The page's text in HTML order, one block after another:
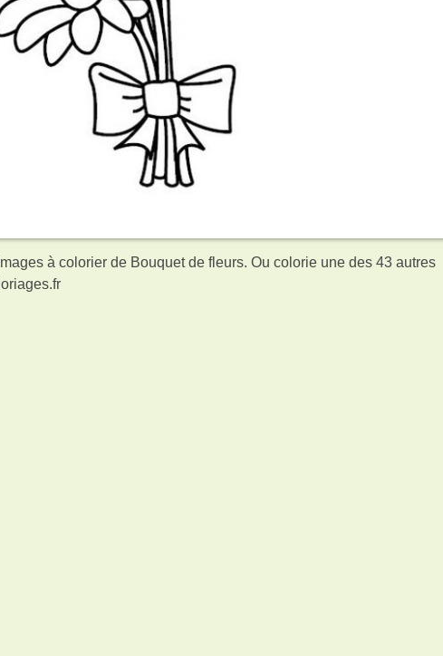
à colorier de Bouquet de fleurs. Ou colorie une des 43 autres